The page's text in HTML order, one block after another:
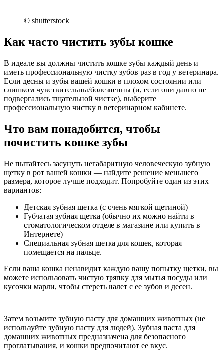
© shutterstock
Как часто чистить зубы кошке
В идеале вы должны чистить кошке зубы каждый день и
иметь профессиональную чистку зубов раз в год у ветеринара.
Если десны и зубы вашей кошки в плохом состоянии или
слишком чувствительны/болезненны (и, если они давно не
подвергались тщательной чистке), выберите
профессиональную чистку в ветеринарном кабинете.
Что вам понадобится, чтобы
почистить кошке зубы
Не пытайтесь засунуть негабаритную человеческую зубную
щетку в рот вашей кошки — найдите решение меньшего
размера, которое лучше подходит. Попробуйте один из этих
вариантов:
Детская зубная щетка (с очень мягкой щетиной)
Губчатая зубная щетка (обычно их можно найти в
стоматологическом отделе в магазине или купить в
Интернете)
Специальная зубная щетка для кошек, которая
помещается на пальце.
Если ваша кошка ненавидит каждую вашу попытку щетки, вы
можете использовать чистую тряпку для мытья посуды или
кусочки марли, чтобы стереть налет с ее зубов и десен.
Затем возьмите зубную пасту для домашних животных (не
используйте зубную пасту для людей). Зубная паста для
домашних животных предназначена для безопасного
проглатывания, и кошки предпочитают ее вкус.